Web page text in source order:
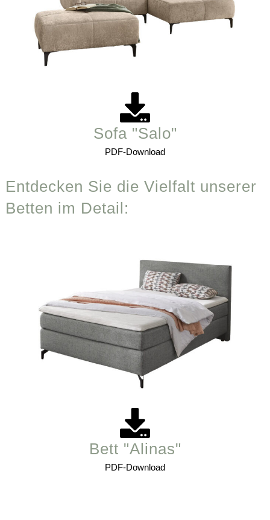
Sofa "Salo"
PDF-Download
Entdecken Sie die Vielfalt unserer
Betten im Detail:
Bett "Alinas"
PDF-Download